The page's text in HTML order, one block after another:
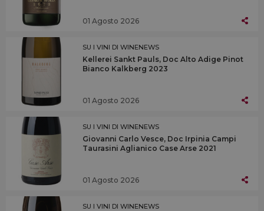
01 Agosto 2026
SU I VINI DI WINENEWS
Kellerei Sankt Pauls, Doc Alto Adige Pinot
Bianco Kalkberg 2023
01 Agosto 2026
SU I VINI DI WINENEWS
Giovanni Carlo Vesce, Doc Irpinia Campi
Taurasini Aglianico Case Arse 2021
01 Agosto 2026
SU I VINI DI WINENEWS